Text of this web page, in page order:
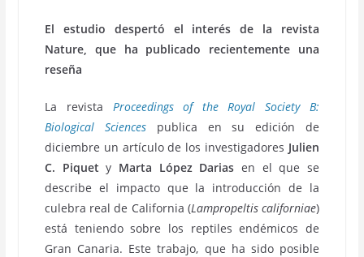
El estudio despertó el interés de la revista
Nature, que ha publicado recientemente una
reseña
La revista Proceedings of the Royal Society B:
Biological Sciencespublica en su edición de
diciembre un artículo de los investigadores Julien
C. Piquet y Marta López Darias en el que se
describe el impacto que la introducción de la
culebra real de California (Lampropeltis californiae)
está teniendo sobre los reptiles endémicos de
Gran Canaria. Este trabajo, que ha sido posible